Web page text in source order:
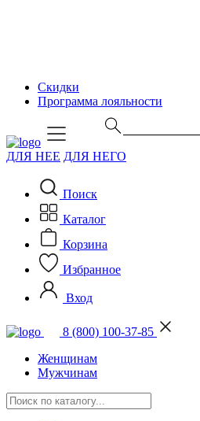
Скидки
Программа лояльности
ДЛЯ НЕЕ ДЛЯ НЕГО
Поиск
Каталог
Корзина
Избранное
Вход
8 (800) 100-37-85
Женщинам
Мужчинам